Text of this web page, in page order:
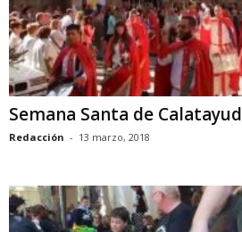
Semana Santa de Calatayud
Redacción - 13 marzo, 2018